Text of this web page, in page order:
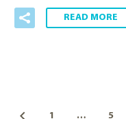
READ MORE
1 … 5